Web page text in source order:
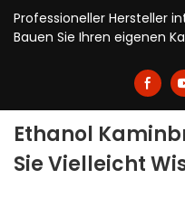
Professioneller Hersteller
Bauen Sie Ihren eigenen
Ethanol
Sie Vielleicht